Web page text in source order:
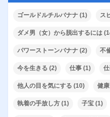
ゴールドルチルバナナ (1) ス
ダメ男（女）から脱出するには
パワーストーンバナナ (2) 不
今を生きる (2) 仕事 (1)
他人の目を気にする (10) 健康
執着の手放し方 (1) 子宝 (1)